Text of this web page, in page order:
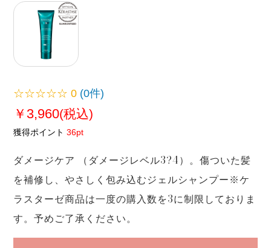
☆☆☆☆☆0 (0件)
￥3,960(税込)
獲得ポイント 36pt
ダメージケア （ダメージレベル3?4）。傷ついた髪
を補修し、やさしく包み込むジェルシャンプー※ケ
ラスターゼ商品は一度の購入数を3に制限しておりま
す。予めご了承ください。